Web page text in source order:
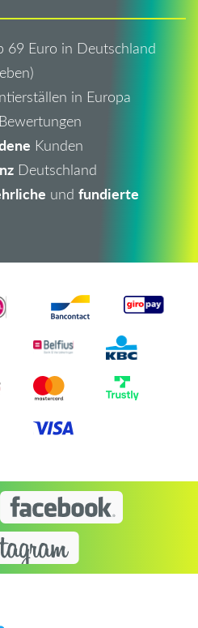
69 Euro in Deutschland
in Europa
Kunden
Deutschland
und fundierte